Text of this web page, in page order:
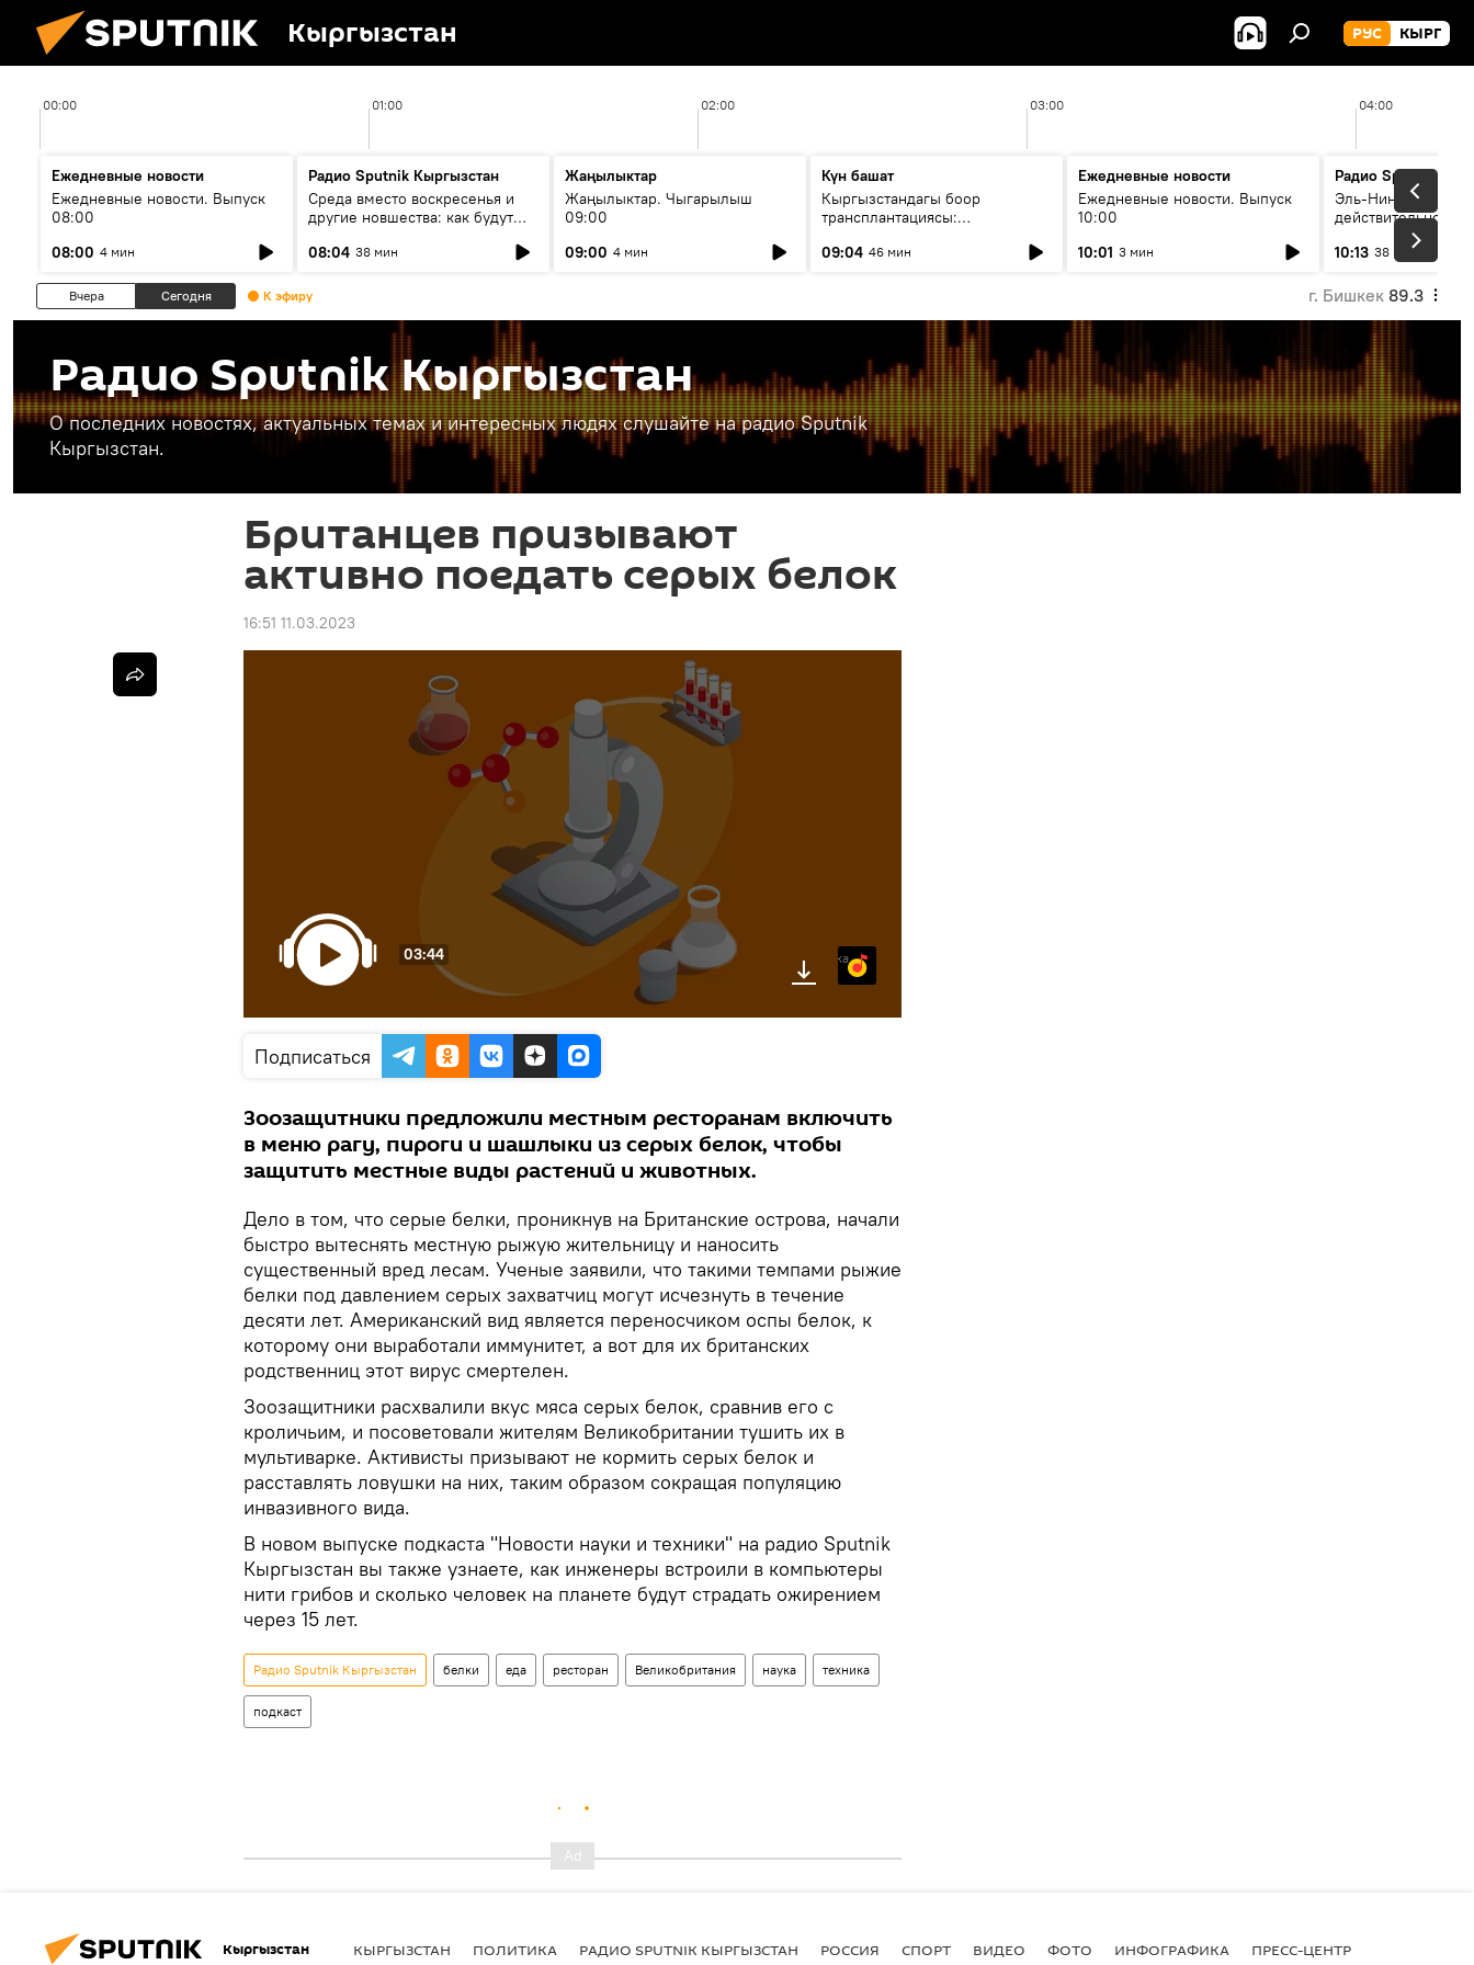
Кыргызстан РУС КЫРГ
00:00 01:00 02:00 03:00 04:00
Ежедневные новости
Ежедневные новости. Выпуск
08:00
08:00 4 мин
Радио Sputnik Кыргызстан
Среда вместо воскресенья и
другие новшества: как будут
08:04 38 мин
Жаңылыктар
Жаңылыктар. Чыгарылыш
09:00
09:00 4 мин
Күн башат
Кыргызстандагы боор
трансплантациясы:
келечеги
09:04 46 мин
Ежедневные новости
Ежедневные новости. Выпуск
10:00
10:01 3 мин
Радио Sputnik
Эль-Ниньо, жара и
действительно
погоду в
10:13 38 мин
Вчера Сегодня К эфиру г. Бишкек 89.3
Радио Sputnik Кыргызстан
О последних новостях, актуальных темах и интересных людях слушайте на радио Sputnik
Кыргызстан.
Британцев призывают
активно поедать серых белок
16:51 11.03.2023
03:44 Яндекс.Музыка
Подписаться
Зоозащитники предложили местным ресторанам включить
в меню рагу, пироги и шашлыки из серых белок, чтобы
защитить местные виды растений и животных.
Дело в том, что серые белки, проникнув на Британские острова, начали
быстро вытеснять местную рыжую жительницу и наносить
существенный вред лесам. Ученые заявили, что такими темпами рыжие
белки под давлением серых захватчиц могут исчезнуть в течение
десяти лет. Американский вид является переносчиком оспы белок, к
которому они выработали иммунитет, а вот для их британских
родственниц этот вирус смертелен.
Зоозащитники расхвалили вкус мяса серых белок, сравнив его с
кроличьим, и посоветовали жителям Великобритании тушить их в
мультиварке. Активисты призывают не кормить серых белок и
расставлять ловушки на них, таким образом сокращая популяцию
инвазивного вида.
В новом выпуске подкаста "Новости науки и техники" на радио Sputnik
Кыргызстан вы также узнаете, как инженеры встроили в компьютеры
нити грибов и сколько человек на планете будут страдать ожирением
через 15 лет.
Радио Sputnik Кыргызстан белки еда ресторан Великобритания наука техника
подкаст
Кыргызстан КЫРГЫЗСТАН ПОЛИТИКА РАДИО SPUTNIK КЫРГЫЗСТАН РОССИЯ СПОРТ ВИДЕО ФОТО ИНФОГРАФИКА ПРЕСС-ЦЕНТР